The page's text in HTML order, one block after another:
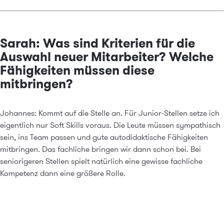
Sarah: Was sind Kriterien für die
Auswahl neuer Mitarbeiter? Welche
Fähigkeiten müssen diese
mitbringen?
Johannes: Kommt auf die Stelle an. Für Junior-Stellen setze ich
eigentlich nur Soft Skills voraus. Die Leute müssen sympathisch
sein, ins Team passen und gute autodidaktische Fähigkeiten
mitbringen. Das fachliche bringen wir dann schon bei. Bei
seniorigeren Stellen spielt natürlich eine gewisse fachliche
Kompetenz dann eine größere Rolle.